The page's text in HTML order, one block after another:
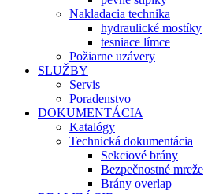
Nakladacia technika
hydraulické mostíky
tesniace límce
Požiarne uzávery
SLUŽBY
Servis
Poradenstvo
DOKUMENTÁCIA
Katalógy
Technická dokumentácia
Sekciové brány
Bezpečnostné mreže
Brány overlap